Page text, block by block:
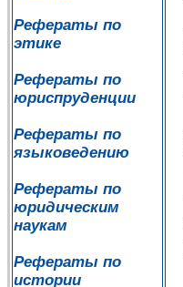
Рефераты по
этике
Рефераты по
юриспруденции
Рефераты по
языковедению
Рефераты по
юридическим
наукам
Рефераты по
истории